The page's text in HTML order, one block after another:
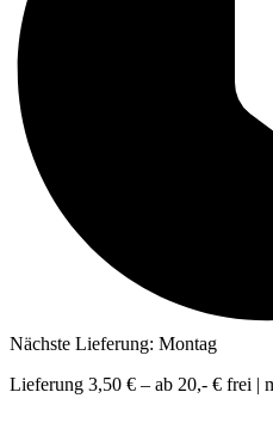
Nächste Lieferung: Montag
Lieferung 3,50 € – ab 20,- € frei |